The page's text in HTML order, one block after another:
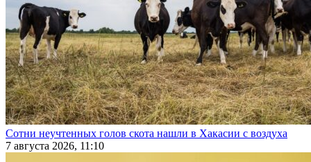
Сотни неучтенных голов скота нашли в Хакасии с воздуха
7 августа 2026, 11:10